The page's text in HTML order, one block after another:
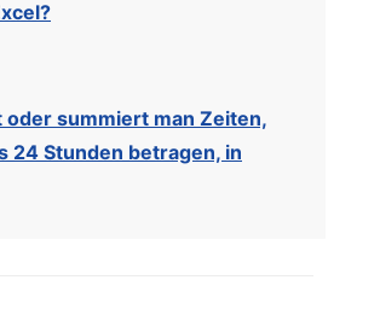
oder summiert man Zeiten,
24 Stunden betragen, in